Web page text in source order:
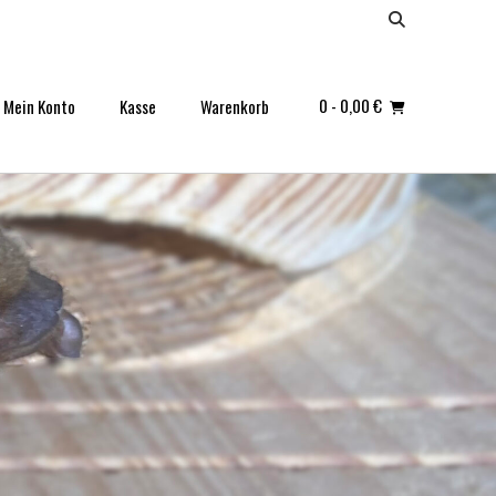
Mein Konto Kasse Warenkorb 0 - 0,00 €